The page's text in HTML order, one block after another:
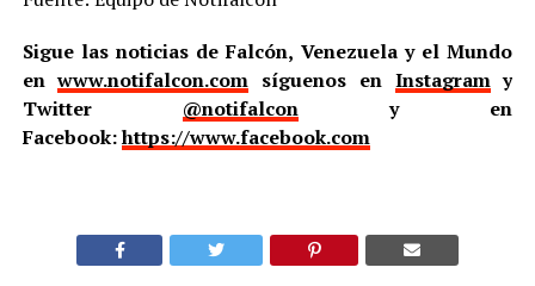
Sigue las noticias de Falcón, Venezuela y el Mundo
enwww.notifalcon.com síguenos en Instagramy
Twitter @notifalcony en
Facebook:https://www.facebook.com